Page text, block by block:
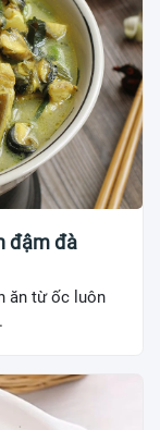
đậm đà
ăn từ ốc luôn